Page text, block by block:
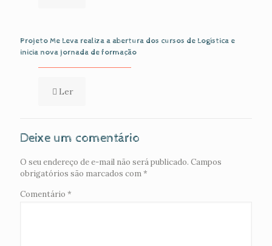
Projeto Me Leva realiza a abertura dos cursos de Logística e
inicia nova jornada de formação
Ler
Deixe um comentário
O seu endereço de e-mail não será publicado. Campos
obrigatórios são marcados com*
Comentário *